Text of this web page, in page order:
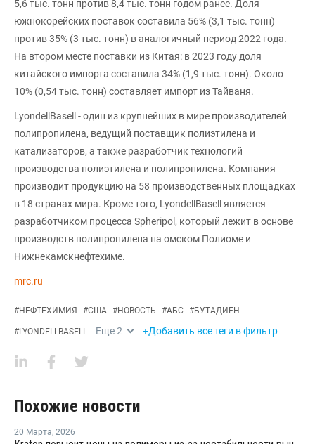
5,6 тыс. тонн против 8,4 тыс. тонн годом ранее. Доля
южнокорейских поставок составила 56% (3,1 тыс. тонн)
против 35% (3 тыс. тонн) в аналогичный период 2022 года.
На втором месте поставки из Китая: в 2023 году доля
китайского импорта составила 34% (1,9 тыс. тонн). Около
10% (0,54 тыс. тонн) составляет импорт из Тайваня.
LyondellBasell - один из крупнейших в мире производителей
полипропилена, ведущий поставщик полиэтилена и
катализаторов, а также разработчик технологий
производства полиэтилена и полипропилена. Компания
производит продукцию на 58 производственных площадках
в 18 странах мира. Кроме того, LyondellBasell является
разработчиком процесса Spheripol, который лежит в основе
производств полипропилена на омском Полиоме и
Нижнекамскнефтехиме.
mrc.ru
#НЕФТЕХИМИЯ #США #НОВОСТЬ #АБС #БУТАДИЕН
#LYONDELLBASELL Еще2 +Добавить все теги в фильтр
Похожие новости
20 Марта, 2026